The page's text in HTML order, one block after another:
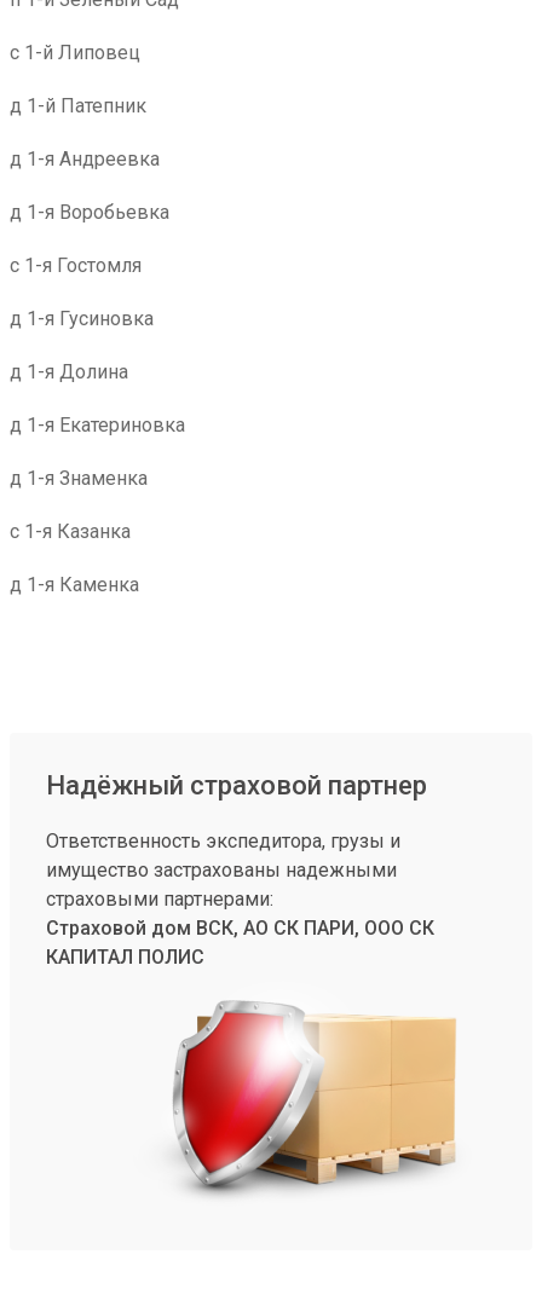
с 1-й Липовец
д 1-й Патепник
д 1-я Андреевка
д 1-я Воробьевка
с 1-я Гостомля
д 1-я Гусиновка
д 1-я Долина
д 1-я Екатериновка
д 1-я Знаменка
с 1-я Казанка
д 1-я Каменка
Надёжный страховой партнер
Ответственность экспедитора, грузы и
имущество застрахованы надежными
страховыми партнерами:
Страховой дом ВСК, АО СК ПАРИ, ООО СК
КАПИТАЛ ПОЛИС